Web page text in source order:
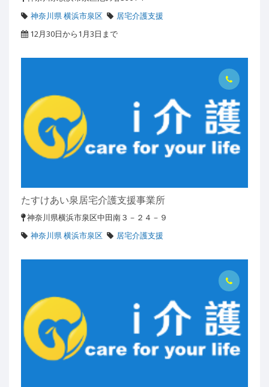
神奈川県 横浜市泉区
居宅介護支援
12月30日から1月3日まで
たすけあい泉居宅介護支援事業所
神奈川県横浜市泉区中田南３－２４－９
神奈川県 横浜市泉区
居宅介護支援